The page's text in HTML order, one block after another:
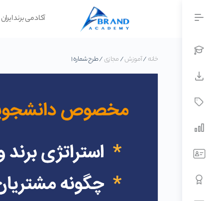
آکادمی برند ایران
خانه/آموزش/مجازی/ طرح شماره ۱